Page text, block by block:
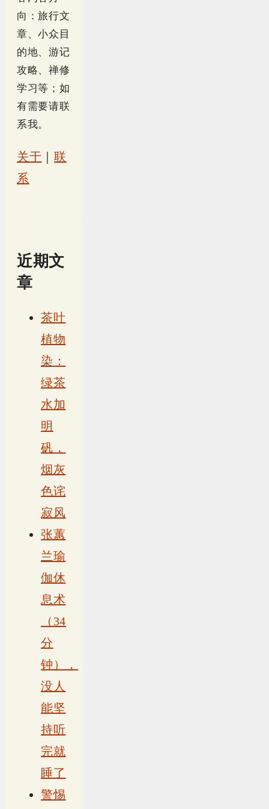
向：旅行文
章、小众目
的地、游记
攻略、禅修
学习等；如
有需要请联
系我。
关于 ｜联
系
近期文
章
茶叶
植物
染：
绿茶
水加
明
矾，
烟灰
色诧
寂风
张蕙
兰瑜
伽休
息术
（34
分
钟），
没人
能坚
持听
完就
睡了
警惕